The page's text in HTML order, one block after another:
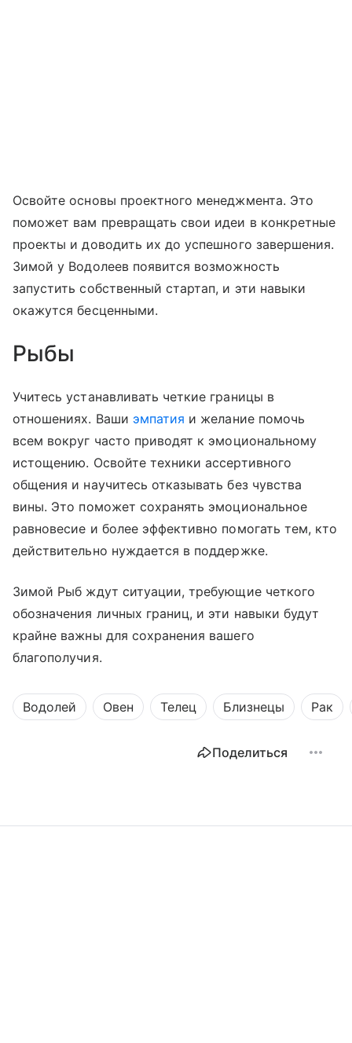
Освойте основы проектного менеджмента. Это
поможет вам превращать свои идеи в конкретные
проекты и доводить их до успешного завершения.
Зимой у Водолеев появится возможность
запустить собственный стартап, и эти навыки
окажутся бесценными.
Рыбы
Учитесь устанавливать четкие границы в
отношениях. Ваши эмпатия и желание помочь
всем вокруг часто приводят к эмоциональному
истощению. Освойте техники ассертивного
общения и научитесь отказывать без чувства
вины. Это поможет сохранять эмоциональное
равновесие и более эффективно помогать тем, кто
действительно нуждается в поддержке.
Зимой Рыб ждут ситуации, требующие четкого
обозначения личных границ, и эти навыки будут
крайне важны для сохранения вашего
благополучия.
Водолей Овен Телец Близнецы Рак
Поделиться